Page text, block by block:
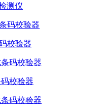
测仪
校验器
校验器